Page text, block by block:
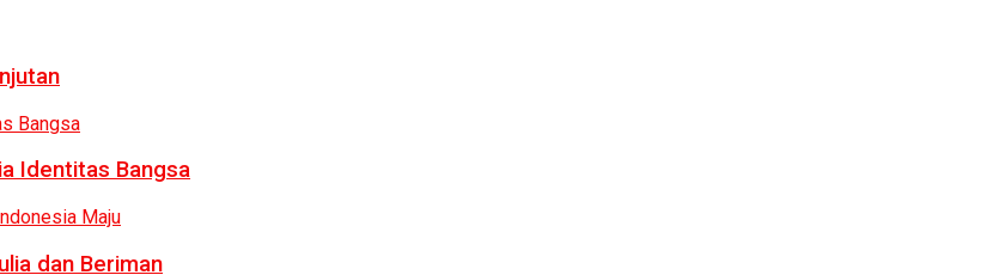
Identitas Bangsa
dan Beriman